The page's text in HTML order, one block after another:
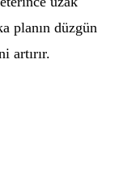
planın düzgün
artırır.